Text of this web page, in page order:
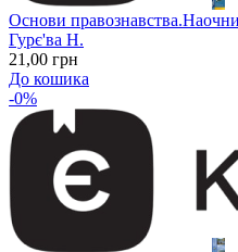
Основи
Гурє'ва Н.
21 ,00 грн
До кошика
-0%